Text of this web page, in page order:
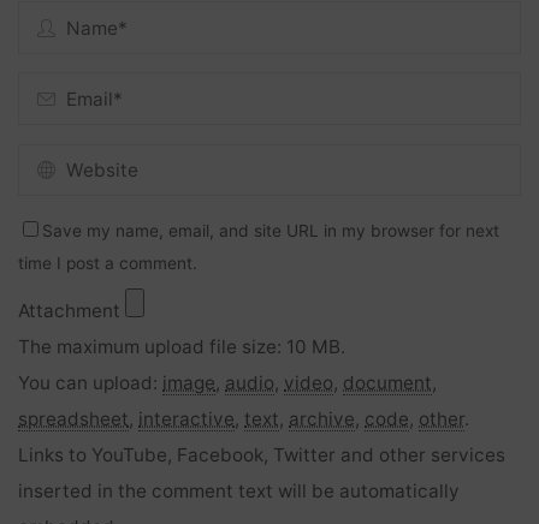
Save my name, email, and site URL in my browser for next
time I post a comment.
Attachment
The maximum upload file size: 10 MB.
You can upload: image, audio, video, document,
spreadsheet, interactive, text, archive, code, other.
Links to YouTube, Facebook, Twitter and other services
inserted in the comment text will be automatically